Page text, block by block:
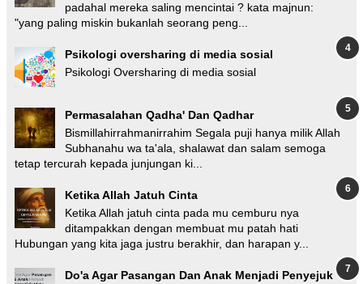
padahal mereka saling mencintai ? kata majnun:
"yang paling miskin bukanlah seorang peng...
Psikologi oversharing di media sosial
Psikologi Oversharing di media sosial
Permasalahan Qadha' Dan Qadhar
Bismillahirrahmanirrahim Segala puji hanya milik Allah
Subhanahu wa ta'ala, shalawat dan salam semoga
tetap tercurah kepada junjungan ki...
Ketika Allah Jatuh Cinta
Ketika Allah jatuh cinta pada mu cemburu nya
ditampakkan dengan membuat mu patah hati
Hubungan yang kita jaga justru berakhir, dan harapan y...
Do'a Agar Pasangan Dan Anak Menjadi Penyejuk